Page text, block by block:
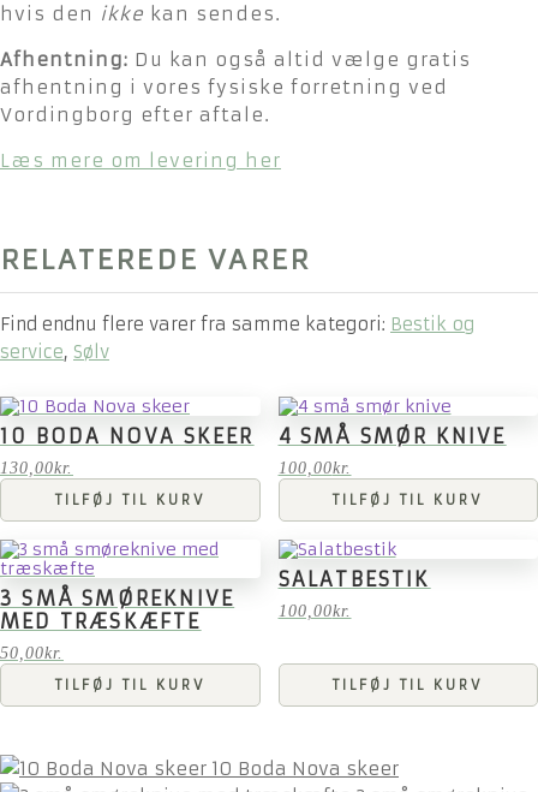
hvis den ikke kan sendes.
Afhentning: Du kan også altid vælge gratis
afhentning i vores fysiske forretning ved
Vordingborg efter aftale.
Læs mere om levering her
RELATEREDE VARER
Find endnu flere varer fra samme kategori: Bestik og
service, Sølv
10 BODA NOVA SKEER
130,00kr.
TILFØJ TIL KURV
4 SMÅ SMØR KNIVE
100,00kr.
TILFØJ TIL KURV
3 SMÅ SMØREKNIVE
MED TRÆSKÆFTE
50,00kr.
TILFØJ TIL KURV
SALATBESTIK
100,00kr.
TILFØJ TIL KURV
10 Boda Nova skeer